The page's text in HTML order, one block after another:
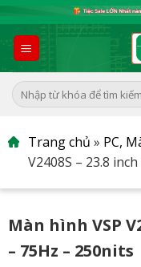
to
content
Tìm
kiếm:
Trang chủ » PC,
V2408S – 23.8
Màn hình VSP
– 75Hz – 250nits